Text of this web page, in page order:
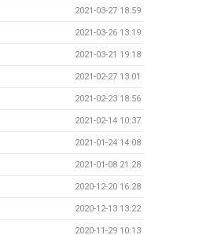
2021-03-27 18:59
2021-03-26 13:19
2021-03-21 19:18
2021-02-27 13:01
2021-02-23 18:56
2021-02-14 10:37
2021-01-24 14:08
2021-01-08 21:28
2020-12-20 16:28
2020-12-13 13:22
2020-11-29 10:13